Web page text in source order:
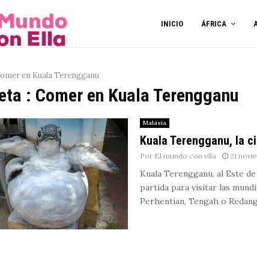
INICIO ÁFRICA
en Kuala Terengganu
: Comer en Kuala Terengganu
Malasia
Kuala Terengganu, la
Por El mundo con ella 21
Kuala Terengganu, al Este
partida para visitar las
Perhentian, Tengah o